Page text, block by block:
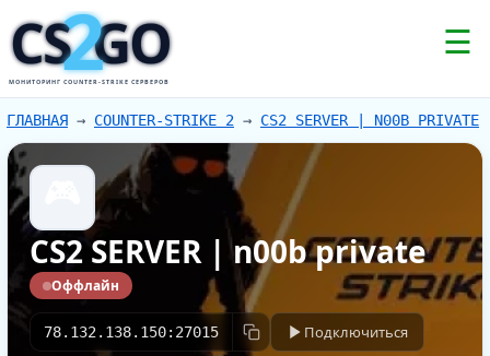
CS GO
2
МОНИТОРИНГ COUNTER-STRIKE СЕРВЕРОВ
☰
ГЛАВНАЯ → COUNTER-STRIKE 2 → CS2 SERVER | N00B PRIVATE
CS2 SERVER | n00b private
Оффлайн
78.132.138.150:27015 Подключиться